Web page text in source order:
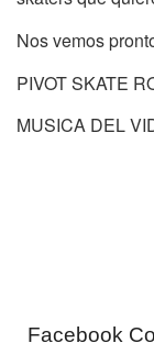
Nos vemos
PIVOT SKATE
MUSICA DEL
Facebook